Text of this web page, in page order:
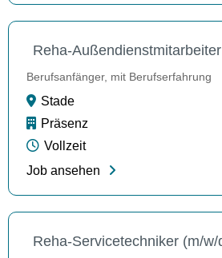
Reha-
Berufsanfänger, mit Berufserfahrung
Stade
Präsenz
Vollzeit
Job ansehen
Reha-Servicetechniker (m/w/